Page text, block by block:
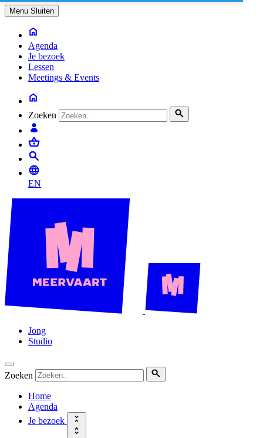
Menu Sluiten
Agenda
Je bezoek
Lessen
Meetings & Events
Zoeken
EN
Jong
Studio
Zoeken
Home
Agenda
Je bezoek